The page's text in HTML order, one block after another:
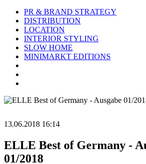
PR & BRAND STRATEGY
DISTRIBUTION
LOCATION
INTERIOR STYLING
SLOW HOME
MINIMARKT EDITIONS
13.06.2018 16:14
ELLE Best of Germany -
01/2018